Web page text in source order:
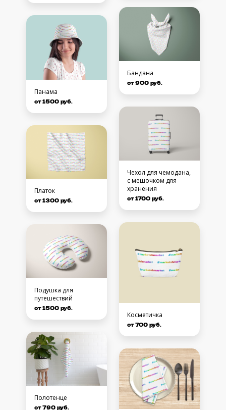
Панама
от 1500 руб.
Платок
от 1300 руб.
Подушка для
путешествий
от 1500 руб.
Полотенце
от 790 руб.
Бандана
от 900 руб.
Чехол для чемодана,
с мешочком для
хранения
от 1700 руб.
Косметичка
от 700 руб.